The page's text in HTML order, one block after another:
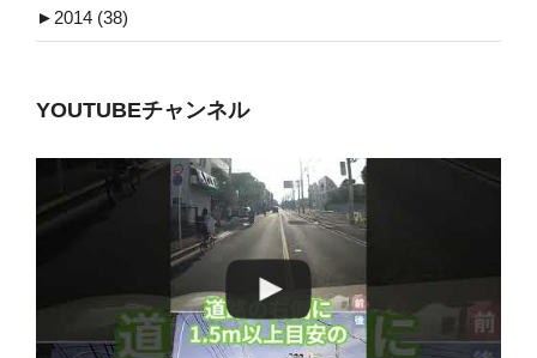
► 2014 (38)
YOUTUBEチャンネル